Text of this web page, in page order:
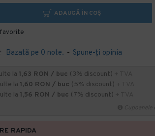
Bazată pe 0 note. - Spune-ţi opinia
ADAUGĂ ÎN COŞ
favorite
la 1,63 RON / buc (3% discount)
la 1,60 RON / buc (5% discount)
la 1,56 RON / buc (7% discount)
RAPIDA